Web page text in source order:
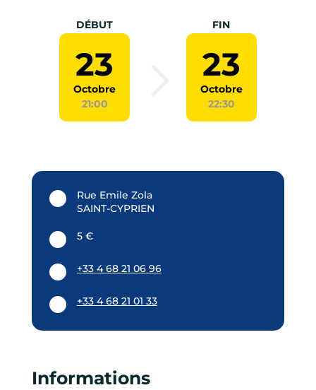
DÉBUT
23
Octobre
21:00
FIN
23
Octobre
22:30
Rue Emile Zola
SAINT-CYPRIEN
5 €
+33 4 68 21 06 96
+33 4 68 21 01 33
Informations